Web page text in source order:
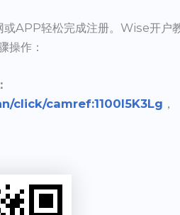
APP轻松完成注册。Wise开户
操作：
click/camref:1100l5K3Lg ，